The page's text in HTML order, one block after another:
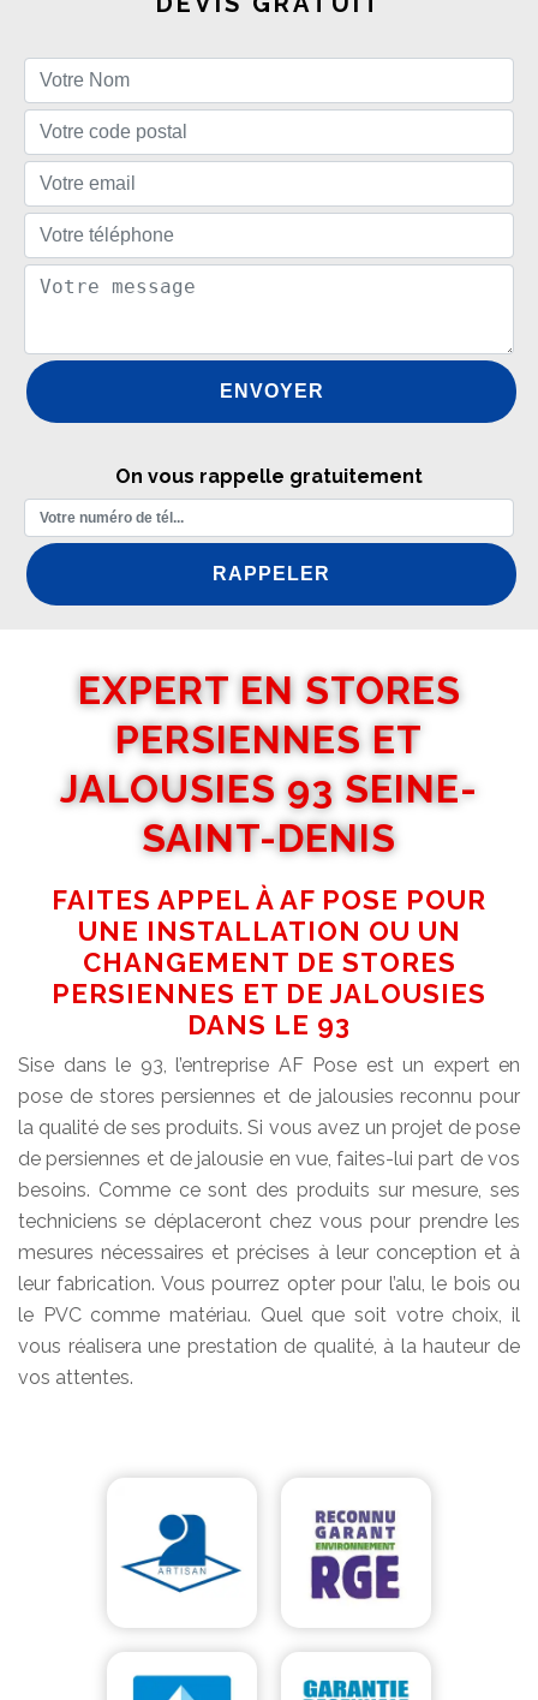
On vous rappelle gratuitement
EXPERT EN STORES
PERSIENNES ET
JALOUSIES 93 SEINE-
SAINT-DENIS
FAITES APPEL À AF POSE POUR
UNE INSTALLATION OU UN
CHANGEMENT DE STORES
PERSIENNES ET DE JALOUSIES
DANS LE 93
Sise dans le 93, l’entreprise AF Pose est un expert en
pose de stores persiennes et de jalousies reconnu pour
la qualité de ses produits. Si vous avez un projet de pose
de persiennes et de jalousie en vue, faites-lui part de vos
besoins. Comme ce sont des produits sur mesure, ses
techniciens se déplaceront chez vous pour prendre les
mesures nécessaires et précises à leur conception et à
leur fabrication. Vous pourrez opter pour l’alu, le bois ou
le PVC comme matériau. Quel que soit votre choix, il
vous réalisera une prestation de qualité, à la hauteur de
vos attentes.